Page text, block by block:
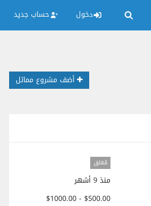
دخول حساب جديد
أضف مشروع مماثل
مُغلق
منذ 9 أشهر
$500.00 - $1000.00